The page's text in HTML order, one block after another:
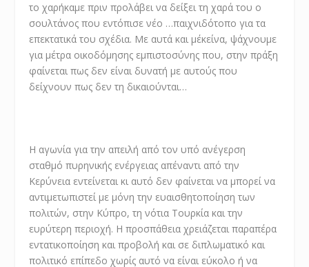
το χαρήκαμε πριν προλάβει να δείξει τη χαρά του ο
σουλτάνος που εντόπισε νέο …παιχνιδότοπο για τα
επεκτατικά του σχέδια. Με αυτά και μ΄εκείνα, ψάχνουμε
για μέτρα οικοδόμησης εμπιστοσύνης που, στην πράξη
φαίνεται πως δεν είναι δυνατή με αυτούς που
δείχνουν πως δεν τη δικαιούνται…
Η αγωνία για την απειλή από τον υπό ανέγερση
σταθμό πυρηνικής ενέργειας απέναντι από την
Κερύνεια εντείνεται κι αυτό δεν φαίνεται να μπορεί να
αντιμετωπιστεί με μόνη την ευαισθητοποίηση των
πολιτών, στην Κύπρο, τη νότια Τουρκία και την
ευρύτερη περιοχή. Η προσπάθεια χρειάζεται παραπέρα
εντατικοποίηση και προβολή και σε διπλωματικό και
πολιτικό επίπεδο χωρίς αυτό να είναι εύκολο ή να